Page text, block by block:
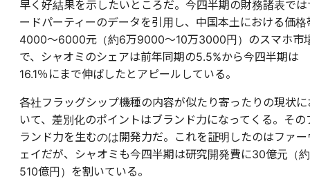
早く好結果を示したいところだ。今四半期の財務諸表では
ードパーティーのデータを引用し、中国本土における価格
4000〜6000元（約6万9000〜10万3000円）のスマホ市
で、シャオミのシェアは前年同期の5.5%から今四半期は
16.1％にまで伸ばしたとアピールしている。
各社フラッグシップ機種の内容が似たり寄ったりの現状に
いて、差別化のポイントはブランド力になってくる。その
ランド力を生むのは開発力だ。これを証明したのはファー
ェイだが、シャオミも今四半期は研究開発費に30億元（約
510億円）を割いている。